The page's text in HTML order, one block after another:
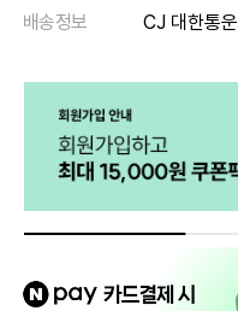
배송정보
CJ 대한통운